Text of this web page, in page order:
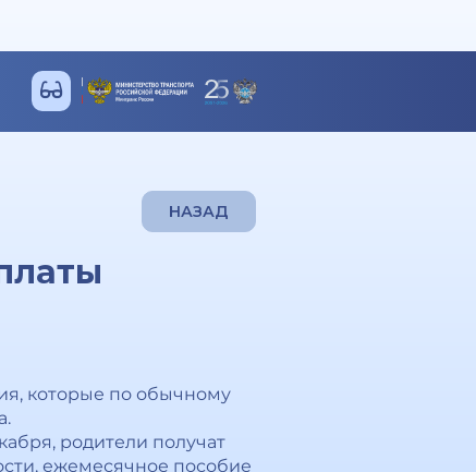
НАЗАД
которые по обычному
родители получат
ежемесячное пособие